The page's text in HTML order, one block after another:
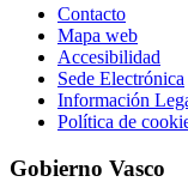
Contacto
Mapa web
Accesibilidad
Sede Electrónica
Información
Política de
Gobierno Vasco